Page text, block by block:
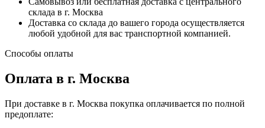
склада в г. Москва
Доставка со склада до вашего города осуществляется
любой удобной для вас транспортной компанией.
Способы оплаты
Оплата в г. Москва
При доставке в г. Москва покупка оплачивается по полной
предоплате: